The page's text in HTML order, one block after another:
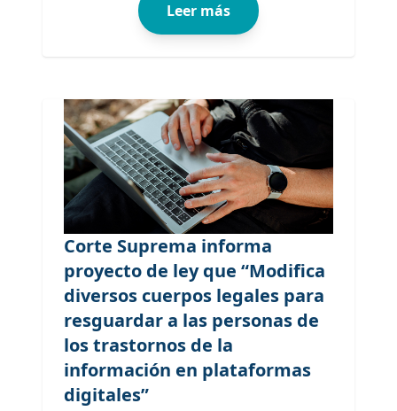
Leer más
Corte Suprema informa
proyecto de ley que “Modifica
diversos cuerpos legales para
resguardar a las personas de
los trastornos de la
información en plataformas
digitales”